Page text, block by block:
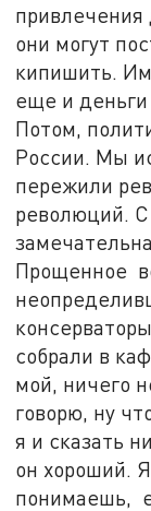
привлечения
они могут
кипишить.
еще и деньги
Потом,
России. Мы
пережили
революций.
Прощенное
собрали в
мой, ничего
говорю, ну
я и сказать
он хороший.
понимаешь,